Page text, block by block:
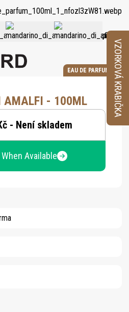
EAU DE PARFUM
AMALFI - 100ML
- Není skladem
Available
VZORKOVÁ KRABIČKA